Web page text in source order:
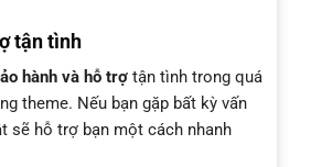
tận tình
hành và hỗ trợ tận tình trong quá
theme. Nếu bạn gặp bất kỳ vấn
sẽ hỗ trợ bạn một cách nhanh